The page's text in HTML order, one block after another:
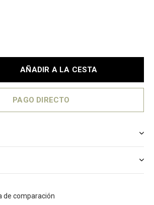
AÑADIR A LA CESTA
PAGO DIRECTO
de comparación